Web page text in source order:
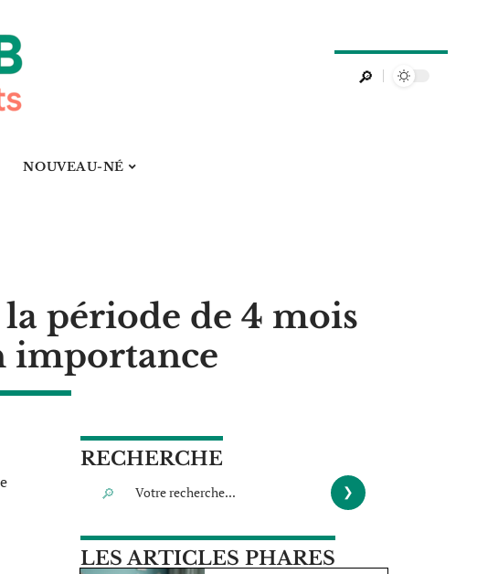
NOUVEAU-NÉ
période de 4 mois
importance
RECHERCHE
LES ARTICLES PHARES